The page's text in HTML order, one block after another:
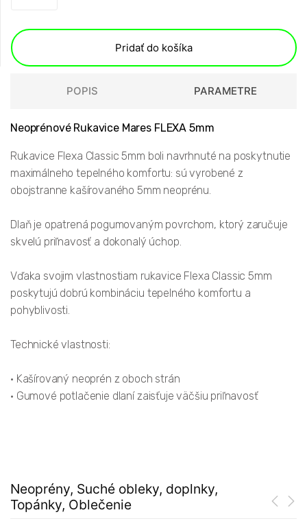
Pridať do košíka
POPIS PARAMETRE
Neoprénové Rukavice Mares FLEXA 5mm
Rukavice Flexa Classic 5mm boli navrhnuté na poskytnutie
maximálneho tepelného komfortu: sú vyrobené z
obojstranne kašírovaného 5mm neoprénu.
Dlaň je opatrená pogumovaným povrchom, ktorý zaručuje
skvelú priľnavosť a dokonalý úchop.
Vďaka svojim vlastnostiam rukavice Flexa Classic 5mm
poskytujú dobrú kombináciu tepelného komfortu a
pohyblivosti.
Technické vlastnosti:
• Kašírovaný neoprén z oboch strán
• Gumové potlačenie dlaní zaisťuje väčšiu priľnavosť
Neoprény, Suché obleky, doplnky,
Topánky, Oblečenie